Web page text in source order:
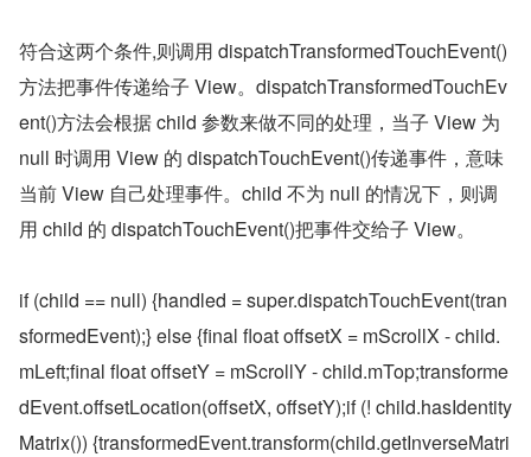
符合这两个条件,则调用 dispatchTransformedTouchEvent()
方法把事件传递给子 View。dispatchTransformedTouchEv
ent()方法会根据 child 参数来做不同的处理，当子 View 为
null 时调用 View 的 dispatchTouchEvent()传递事件，意味
当前 View 自己处理事件。child 不为 null 的情况下，则调
用 child 的 dispatchTouchEvent()把事件交给子 View。
if (child == null) {handled = super.dispatchTouchEvent(tran
sformedEvent);} else {final float offsetX = mScrollX - child.
mLeft;final float offsetY = mScrollY - child.mTop;transforme
dEvent.offsetLocation(offsetX, offsetY);if (! child.hasIdentity
Matrix()) {transformedEvent.transform(child.getInverseMatri